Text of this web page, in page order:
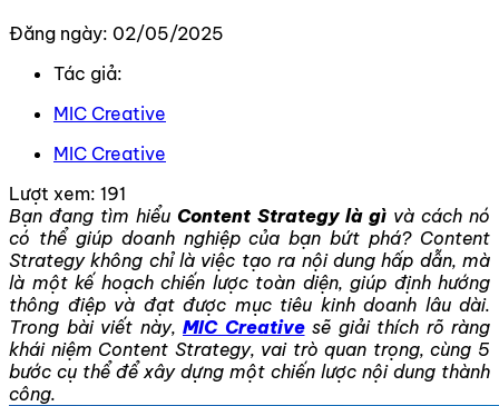
Đăng ngày: 02/05/2025
Tác giả:
MIC Creative
MIC Creative
Lượt xem: 191
Bạn đang tìm hiểu Content Strategy là gì và cách nó
có thể giúp doanh nghiệp của bạn bứt phá? Content
Strategy không chỉ là việc tạo ra nội dung hấp dẫn, mà
là một kế hoạch chiến lược toàn diện, giúp định hướng
thông điệp và đạt được mục tiêu kinh doanh lâu dài.
Trong bài viết này, MIC Creativesẽ giải thích rõ ràng
khái niệm Content Strategy, vai trò quan trọng, cùng 5
bước cụ thể để xây dựng một chiến lược nội dung thành
công.